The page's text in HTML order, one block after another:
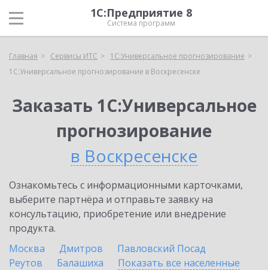
1С:Предприятие 8
Система программ
Главная Сервисы ИТС
1С:Универсальное прогнозирование
1С:Универсальное прогнозирование в Воскресенске
Заказать 1С:Универсальное
прогнозирование
в Воскресенске
Ознакомьтесь с информационными карточками,
выберите партнёра и отправьте заявку на
консультацию, приобретение или внедрение
продукта.
Москва
Дмитров
Павловский Посад
Реутов
Балашиха
Показать все населенные